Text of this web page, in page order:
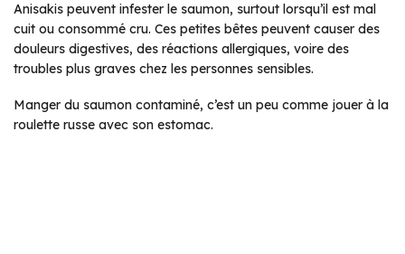
Anisakis peuvent infester le saumon, surtout lorsqu’il est mal
cuit ou consommé cru. Ces petites bêtes peuvent causer des
douleurs digestives, des réactions allergiques, voire des
troubles plus graves chez les personnes sensibles.
Manger du saumon contaminé, c’est un peu comme jouer à la
roulette russe avec son estomac.